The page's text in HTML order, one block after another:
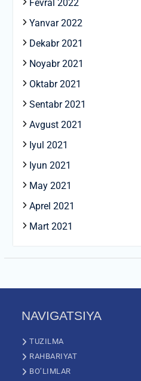
Fevral 2022
Yanvar 2022
Dekabr 2021
Noyabr 2021
Oktabr 2021
Sentabr 2021
Avgust 2021
Iyul 2021
Iyun 2021
May 2021
Aprel 2021
Mart 2021
NAVIGATSIYA
TUZILMA
RAHBARIYAT
BO’LIMLAR